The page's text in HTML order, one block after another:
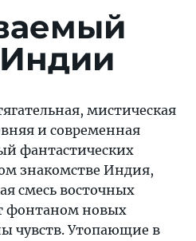
мистическая
и современная
фантастических
знакомстве Индия,
смесь восточных
фонтаном новых
чувств. Утопающие в